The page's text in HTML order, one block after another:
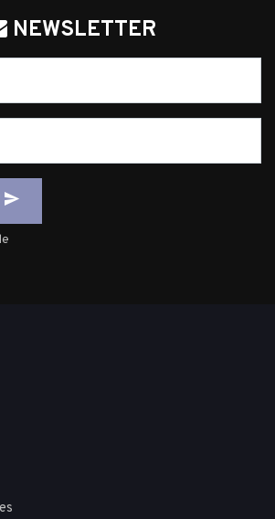
NEWSLETTER